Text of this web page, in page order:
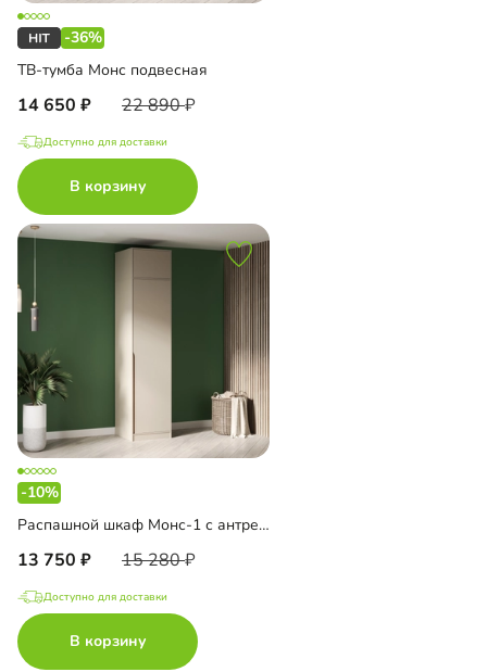
-36%
ТВ-тумба Монс подвесная
14 650 22 890
Доступно для доставки
В корзину
-10%
Распашной шкаф Монс-1 с антресолью
13 750 15 280
Доступно для доставки
В корзину